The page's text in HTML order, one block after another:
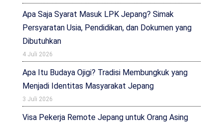
Apa Saja Syarat Masuk LPK Jepang? Simak
Persyaratan Usia, Pendidikan, dan Dokumen yang
Dibutuhkan
4 Juli 2026
Apa Itu Budaya Ojigi? Tradisi Membungkuk yang
Menjadi Identitas Masyarakat Jepang
3 Juli 2026
Visa Pekerja Remote Jepang untuk Orang Asing